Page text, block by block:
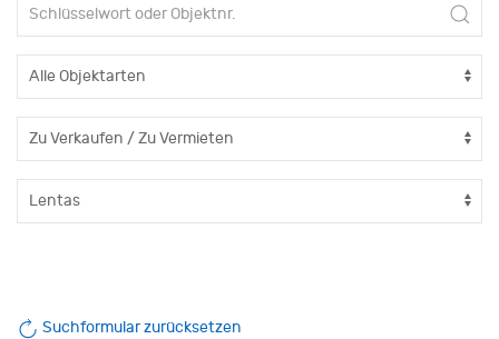
Suchformular zurücksetzen